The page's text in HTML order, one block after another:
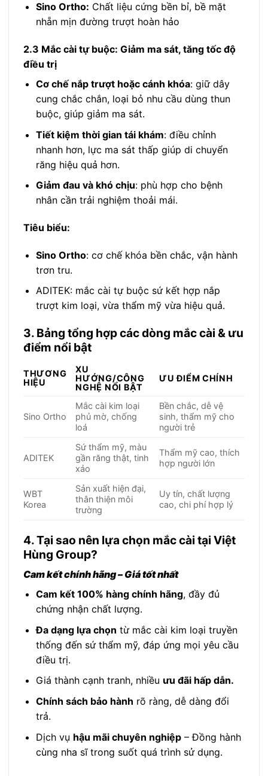
Sino Ortho: Chất liệu cứng bền bỉ, bề mặt
nhẵn mịn đường trượt hoàn hảo
2.3 Mắc cài tự buộc: Giảm ma sát, tăng tốc độ
điều trị
Cơ chế nắp trượt hoặc cánh khóa: giữ dây
cung chắc chắn, loại bỏ nhu cầu dùng thun
buộc, giúp giảm ma sát.
Tiết kiệm thời gian tái khám: điều chỉnh
nhanh hơn, lực ma sát thấp giúp di chuyển
răng hiệu quả hơn.
Giảm đau và khó chịu: phù hợp cho bệnh
nhân cần trải nghiệm thoải mái.
Tiêu biểu:
Sino Ortho: cơ chế khóa bền chắc, vận hành
trơn tru.
ADITEK: mắc cài tự buộc sứ kết hợp nắp
trượt kim loại, vừa thẩm mỹ vừa hiệu quả.
3. Bảng tổng hợp các dòng mắc cài & ưu
điểm nổi bật
THƯƠNG
HIỆU
XU
HƯỚNG/CÔNG
NGHỆ NỔI BẬT
ƯU ĐIỂM CHÍNH
Sino Ortho
Mắc cài kim loại
phủ mờ, chống
loá
Bền chắc, dễ vệ
sinh, thẩm mỹ cho
người trẻ
ADITEK
Sứ thẩm mỹ, màu
gần răng thật, tinh
xảo
Thẩm mỹ cao, thích
hợp người lớn
WBT
Korea
Sản xuất hiện đại,
thân thiện môi
trường
Uy tín, chất lượng
cao, chi phí hợp lý
4. Tại sao nên lựa chọn mắc cài tại Việt
Hùng Group?
Cam kết chính hãng – Giá tốt nhất
Cam kết 100% hàng chính hãng, đầy đủ
chứng nhận chất lượng.
Đa dạng lựa chọn từ mắc cài kim loại truyền
thống đến sứ thẩm mỹ, đáp ứng mọi yêu cầu
điều trị.
Giá thành cạnh tranh, nhiều ưu đãi hấp dẫn.
Chính sách bảo hành rõ ràng, dễ dàng đổi
trả.
Dịch vụ hậu mãi chuyên nghiệp– Đồng hành
cùng nha sĩ trong suốt quá trình sử dụng.